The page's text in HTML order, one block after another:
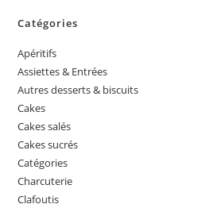
Catégories
Apéritifs
Assiettes & Entrées
Autres desserts & biscuits
Cakes
Cakes salés
Cakes sucrés
Catégories
Charcuterie
Clafoutis